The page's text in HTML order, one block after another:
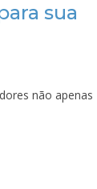
sua
não apenas